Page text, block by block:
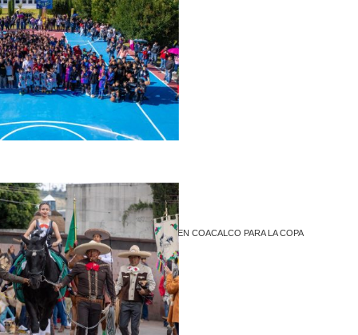
Purchase Essentials
Recent Posts
NIÑEZ Y JUVENTUD SE DAN CITA EN COACALCO PARA LA COPA
TELMEX TELCEL
1